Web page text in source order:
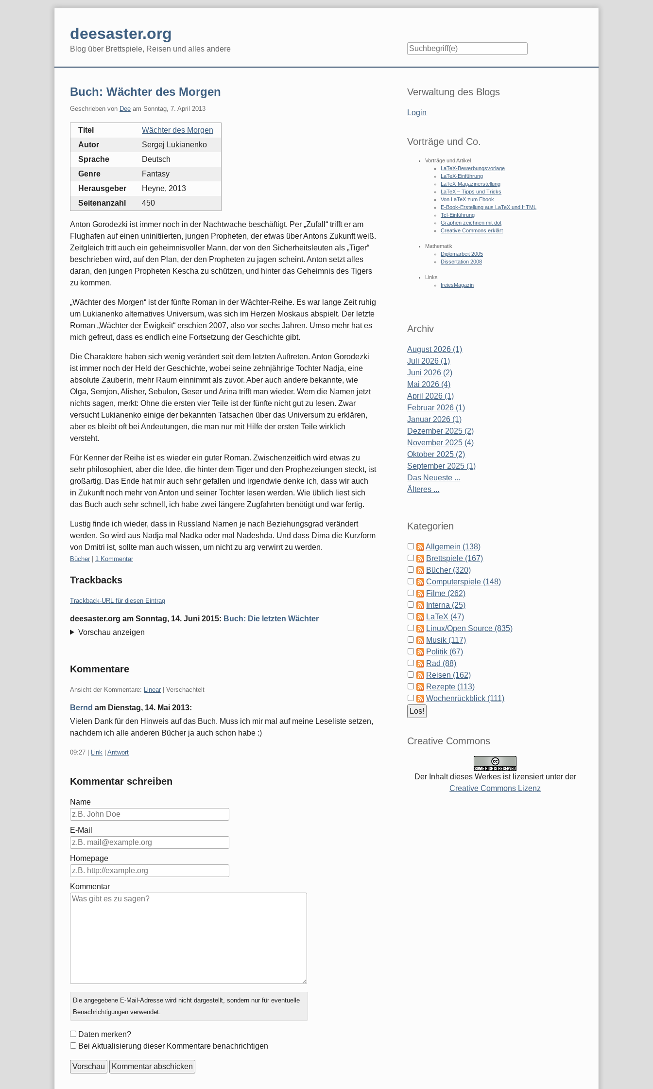
deesaster.org
Blog über Brettspiele, Reisen und alles andere
Buch: Wächter des Morgen
Geschrieben von Dee am Sonntag, 7. April 2013
Titel
Wächter des Morgen
Autor
Sergej Lukianenko
Sprache
Deutsch
Genre
Fantasy
Herausgeber
Heyne, 2013
Seitenanzahl
450
Anton Gorodezki ist immer noch in der Nachtwache beschäftigt. Per „Zufall“ trifft er am
Flughafen auf einen uninitiierten, jungen Propheten, der etwas über Antons Zukunft weiß.
Zeitgleich tritt auch ein geheimnisvoller Mann, der von den Sicherheitsleuten als „Tiger“
beschrieben wird, auf den Plan, der den Propheten zu jagen scheint. Anton setzt alles
daran, den jungen Propheten Kescha zu schützen, und hinter das Geheimnis des Tigers
zu kommen.
„Wächter des Morgen“ ist der fünfte Roman in der Wächter-Reihe. Es war lange Zeit ruhig
um Lukianenko alternatives Universum, was sich im Herzen Moskaus abspielt. Der letzte
Roman „Wächter der Ewigkeit“ erschien 2007, also vor sechs Jahren. Umso mehr hat es
mich gefreut, dass es endlich eine Fortsetzung der Geschichte gibt.
Die Charaktere haben sich wenig verändert seit dem letzten Auftreten. Anton Gorodezki
ist immer noch der Held der Geschichte, wobei seine zehnjährige Tochter Nadja, eine
absolute Zauberin, mehr Raum einnimmt als zuvor. Aber auch andere bekannte, wie
Olga, Semjon, Alisher, Sebulon, Geser und Arina trifft man wieder. Wem die Namen jetzt
nichts sagen, merkt: Ohne die ersten vier Teile ist der fünfte nicht gut zu lesen. Zwar
versucht Lukianenko einige der bekannten Tatsachen über das Universum zu erklären,
aber es bleibt oft bei Andeutungen, die man nur mit Hilfe der ersten Teile wirklich
versteht.
Für Kenner der Reihe ist es wieder ein guter Roman. Zwischenzeitlich wird etwas zu
sehr philosophiert, aber die Idee, die hinter dem Tiger und den Prophezeiungen steckt, ist
großartig. Das Ende hat mir auch sehr gefallen und irgendwie denke ich, dass wir auch
in Zukunft noch mehr von Anton und seiner Tochter lesen werden. Wie üblich liest sich
das Buch auch sehr schnell, ich habe zwei längere Zugfahrten benötigt und war fertig.
Lustig finde ich wieder, dass in Russland Namen je nach Beziehungsgrad verändert
werden. So wird aus Nadja mal Nadka oder mal Nadeshda. Und dass Dima die Kurzform
von Dmitri ist, sollte man auch wissen, um nicht zu arg verwirrt zu werden.
Kategorien:
Bücher | 1 Kommentar
Trackbacks
Trackback-URL für diesen Eintrag
deesaster.org am Sonntag, 14. Juni 2015: Buch: Die letzten Wächter
Vorschau anzeigen
Kommentare
Ansicht der Kommentare: Linear | Verschachtelt
Bernd am Dienstag, 14. Mai 2013:
Vielen Dank für den Hinweis auf das Buch. Muss ich mir mal auf meine Leseliste setzen,
nachdem ich alle anderen Bücher ja auch schon habe :)
09:27 | Link | Antwort
Kommentar schreiben
Name
E-Mail
Homepage
Kommentar
Antwort
zu
Die angegebene E-Mail-Adresse wird nicht dargestellt, sondern nur für eventuelle
Benachrichtigungen verwendet.
Formular-
Optionen
Daten merken?
Bei Aktualisierung dieser Kommentare benachrichtigen
Seitenleiste
Verwaltung des Blogs
Login
Vorträge und Co.
Vorträge und Artikel
LaTeX-Bewerbungsvorlage
LaTeX-Einführung
LaTeX-Magazinerstellung
LaTeX – Tipps und Tricks
Von LaTeX zum Ebook
E-Book-Erstellung aus LaTeX und HTML
Tcl-Einführung
Graphen zeichnen mit dot
Creative Commons erklärt
Mathematik
Diplomarbeit 2005
Dissertation 2008
Links
freiesMagazin
Archiv
August 2026 (1)
Juli 2026 (1)
Juni 2026 (2)
Mai 2026 (4)
April 2026 (1)
Februar 2026 (1)
Januar 2026 (1)
Dezember 2025 (2)
November 2025 (4)
Oktober 2025 (2)
September 2025 (1)
Das Neueste ...
Älteres ...
Kategorien
Allgemein (138)
Brettspiele (167)
Bücher (320)
Computerspiele (148)
Filme (262)
Interna (25)
LaTeX (47)
Linux/Open Source (835)
Musik (117)
Politik (67)
Rad (88)
Reisen (162)
Rezepte (113)
Wochenrückblick (111)
Creative Commons
Der Inhalt dieses Werkes ist lizensiert unter der
Creative Commons Lizenz